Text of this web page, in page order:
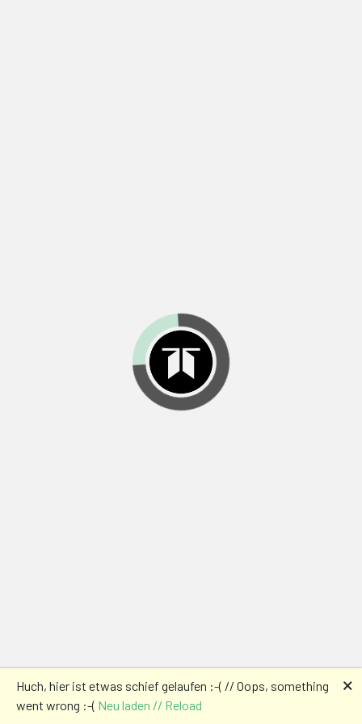
Huch, hier ist etwas schief gelaufen :-( // Oops, something
went wrong :-( Neu laden // Reload
🗙